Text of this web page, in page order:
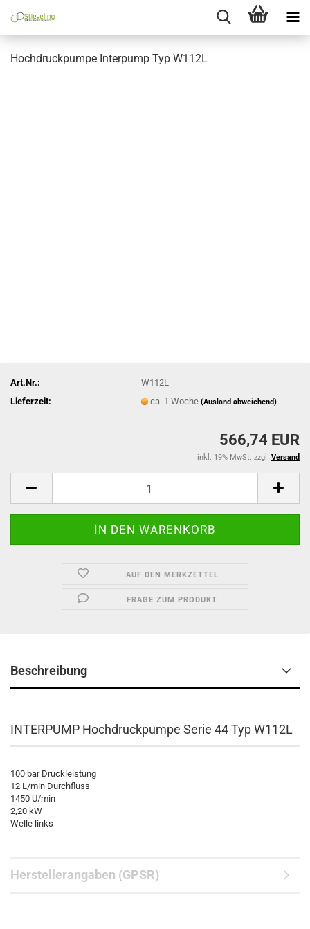
Hochdruckpumpe Interpump Typ W112L
Art.Nr.:
W112L
Lieferzeit:
ca. 1 Woche(Ausland abweichend)
566,74 EUR
inkl. 19% MwSt. zzgl. Versand
AUF DEN MERKZETTEL
FRAGE ZUM PRODUKT
Beschreibung
INTERPUMP Hochdruckpumpe Serie 44 Typ W112L
100 bar Druckleistung
12 L/min Durchfluss
1450 U/min
2,20 kW
Welle links
Herstellerangaben (GPSR)